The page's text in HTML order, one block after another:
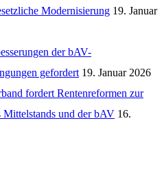
Modernisierung 19. Januar
der bAV-
gefordert 19. Januar 2026
fordert Rentenreformen zur
Mittelstands und der bAV 16.